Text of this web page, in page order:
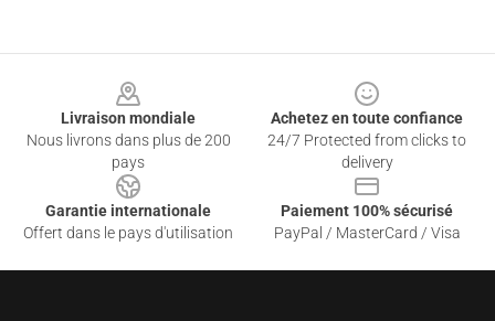
Livraison mondiale
Nous livrons dans plus de 200
pays
Achetez en toute confiance
24/7 Protected from clicks to
delivery
Garantie internationale
Offert dans le pays d'utilisation
Paiement 100% sécurisé
PayPal / MasterCard / Visa